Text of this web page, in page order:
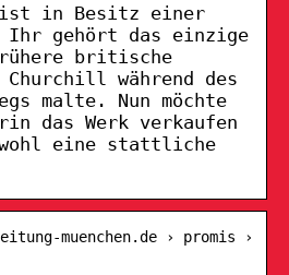
in Besitz einer
Ihr gehört das einzige
britische
Churchill während des
malte. Nun möchte
das Werk verkaufen
eine stattliche
muenchen.de › promis ›